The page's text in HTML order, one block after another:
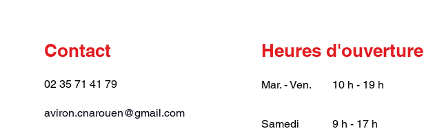
Contact
02 35 71 41 79
aviron.cnarouen@gmail.com
Heures d'ouverture
Mar. - Ven. 10 h - 19 h
Samedi 9 h - 17 h